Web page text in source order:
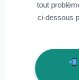
tout
ci-dessous